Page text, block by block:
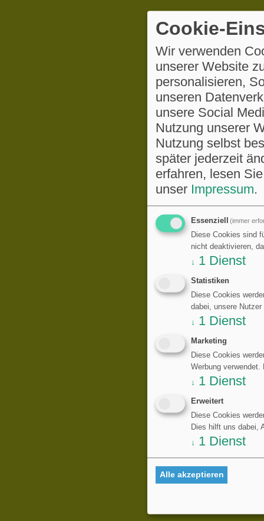
Cookie-
Wir verwenden
unserer Website
personalisieren,
unseren
unsere Social
Nutzung unserer
Nutzung selbst
später jederzeit
erfahren, lesen
unser Impressum.
Essenziell (immer
Diese Cookies sind
nicht deaktivieren,
↓ 1 Dienst
Statistiken
Diese Cookies
dabei, unsere
↓ 1 Dienst
Marketing
Diese Cookies
Werbung
↓ 1 Dienst
Erweitert
Diese Cookies
Dies hilft uns dabei,
↓ 1 Dienst
Alle akzeptieren